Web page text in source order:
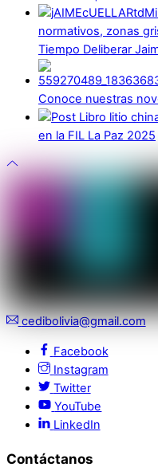
normativos, zonas
Tiempo Deliberar
Conoce nuestras
en la FIL La Paz 2025
cedibolivia@gmail.com
Facebook
Instagram
Twitter
YouTube
LinkedIn
Contáctanos